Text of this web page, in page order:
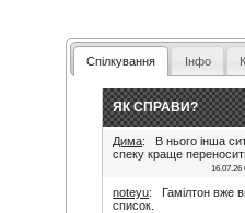
Спілкування Інфо
ЯК СПРАВИ?
Дима: В нього інша
спеку краще
16.07.26
noteyu: Гамілтон вже
список.